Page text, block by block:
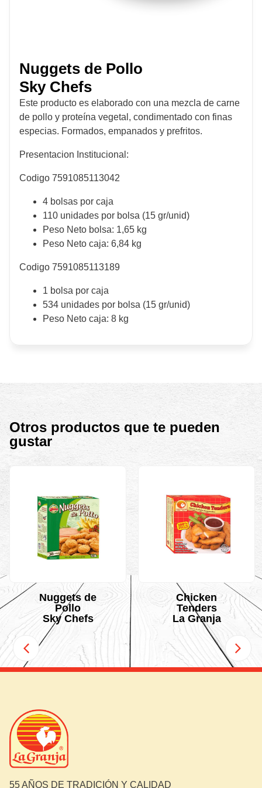
Nuggets de Pollo
Sky Chefs
Este producto es elaborado con una mezcla de carne
de pollo y proteína vegetal, condimentado con finas
especias. Formados, empanados y prefritos.
Presentacion Institucional:
Codigo 7591085113042
4 bolsas por caja
110 unidades por bolsa (15 gr/unid)
Peso Neto bolsa: 1,65 kg
Peso Neto caja: 6,84 kg
Codigo 7591085113189
1 bolsa por caja
534 unidades por bolsa (15 gr/unid)
Peso Neto caja: 8 kg
Otros productos que te pueden
gustar
Nuggets de
Pollo
Sky Chefs
Chicken
Tenders
La Granja
55 AÑOS DE TRADICIÓN Y CALIDAD